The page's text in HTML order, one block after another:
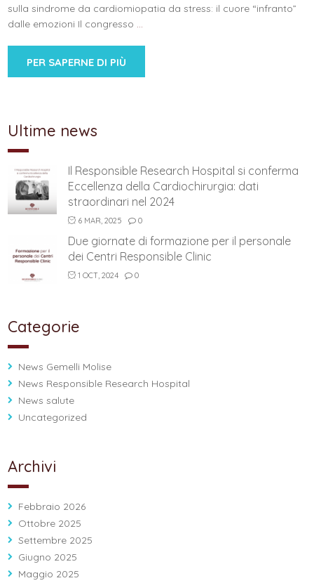
sulla sindrome da cardiomiopatia da stress: il cuore “infranto”
dalle emozioni Il congresso …
PER SAPERNE DI PIÙ
Ultime news
Il Responsible Research Hospital si conferma
Eccellenza della Cardiochirurgia: dati
straordinari nel 2024
6 MAR, 2025 0
Due giornate di formazione per il personale
dei Centri Responsible Clinic
1 OCT, 2024 0
Categorie
News Gemelli Molise
News Responsible Research Hospital
News salute
Uncategorized
Archivi
Febbraio 2026
Ottobre 2025
Settembre 2025
Giugno 2025
Maggio 2025